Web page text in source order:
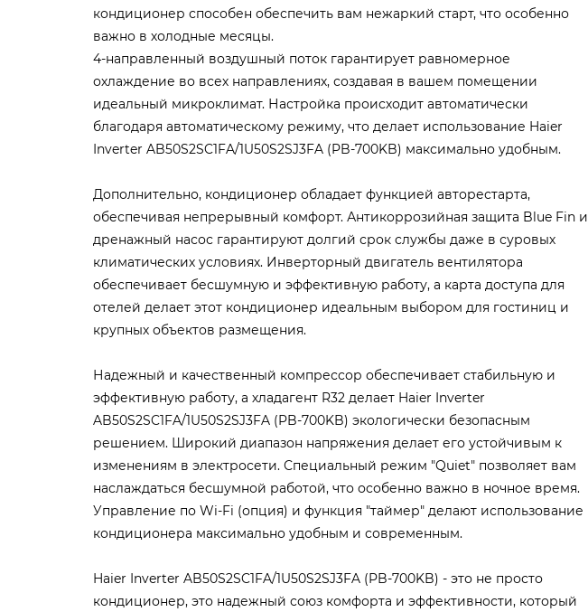
кондиционер способен обеспечить вам нежаркий старт, что особенно
важно в холодные месяцы.
4-направленный воздушный поток гарантирует равномерное
охлаждение во всех направлениях, создавая в вашем помещении
идеальный микроклимат. Настройка происходит автоматически
благодаря автоматическому режиму, что делает использование Haier
Inverter AB50S2SC1FA/1U50S2SJ3FA (PB-700KB) максимально удобным.
Дополнительно, кондиционер обладает функцией авторестарта,
обеспечивая непрерывный комфорт. Антикоррозийная защита Blue Fin и
дренажный насос гарантируют долгий срок службы даже в суровых
климатических условиях. Инверторный двигатель вентилятора
обеспечивает бесшумную и эффективную работу, а карта доступа для
отелей делает этот кондиционер идеальным выбором для гостиниц и
крупных объектов размещения.
Надежный и качественный компрессор обеспечивает стабильную и
эффективную работу, а хладагент R32 делает Haier Inverter
AB50S2SC1FA/1U50S2SJ3FA (PB-700KB) экологически безопасным
решением. Широкий диапазон напряжения делает его устойчивым к
изменениям в электросети. Специальный режим "Quiet" позволяет вам
наслаждаться бесшумной работой, что особенно важно в ночное время.
Управление по Wi-Fi (опция) и функция "таймер" делают использование
кондиционера максимально удобным и современным.
Haier Inverter AB50S2SC1FA/1U50S2SJ3FA (PB-700KB) - это не просто
кондиционер, это надежный союз комфорта и эффективности, который